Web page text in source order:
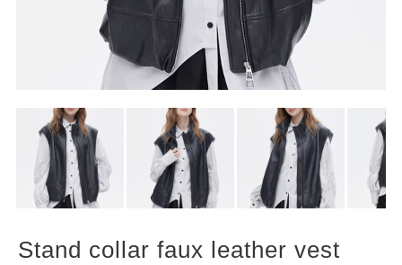
Stand collar faux leather vest